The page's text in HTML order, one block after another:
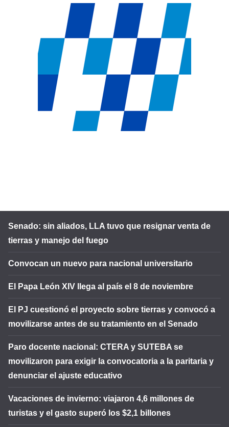
Senado: sin aliados, LLA tuvo que resignar venta de
tierras y manejo del fuego
Convocan un nuevo para nacional universitario
El Papa León XIV llega al país el 8 de noviembre
El PJ cuestionó el proyecto sobre tierras y convocó a
movilizarse antes de su tratamiento en el Senado
Paro docente nacional: CTERA y SUTEBA se
movilizaron para exigir la convocatoria a la paritaria y
denunciar el ajuste educativo
Vacaciones de invierno: viajaron 4,6 millones de
turistas y el gasto superó los $2,1 billones